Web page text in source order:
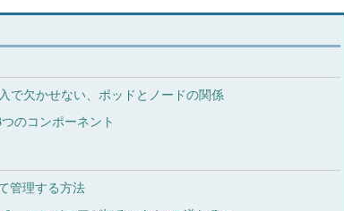
入で欠かせない、ポッドとノードの関係
つのコンポーネント
管理する方法